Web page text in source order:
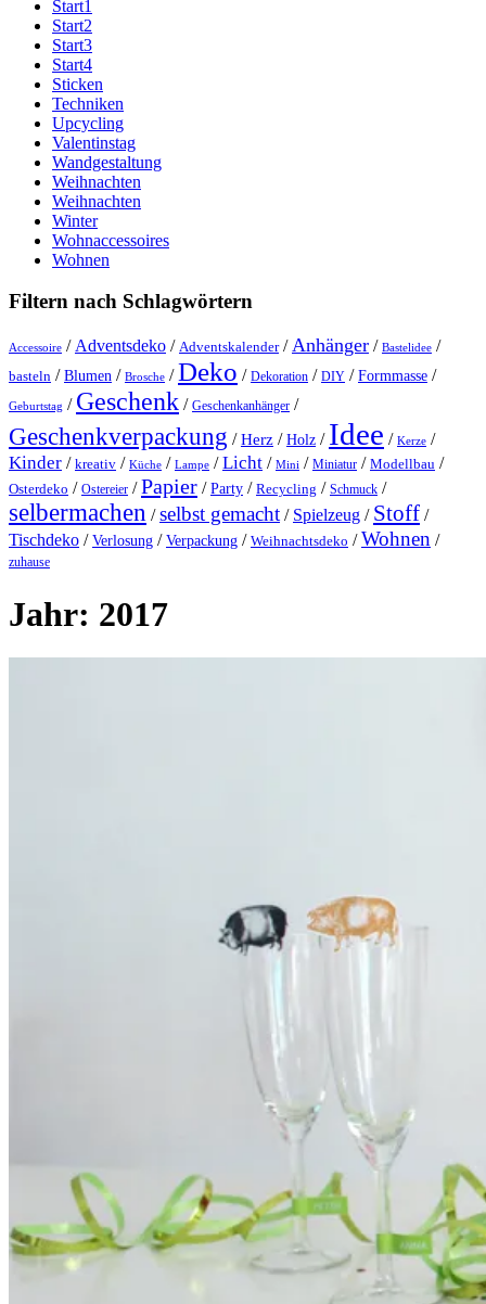
Start1
Start2
Start3
Start4
Sticken
Techniken
Upcycling
Valentinstag
Wandgestaltung
Weihnachten
Weihnachten
Winter
Wohnaccessoires
Wohnen
Filtern nach Schlagwörtern
Accessoire / Adventsdeko / Adventskalender/Anhänger / Bastelidee /
basteln /Blumen / Brosche /Deko / Dekoration / DIY /Formmasse /
Geburtstag / Geschenk / Geschenkanhänger /
Geschenkverpackung /Herz /Holz / Idee / Kerze /
Kinder / kreativ / Küche / Lampe /Licht / Mini / Miniatur / Modellbau /
Osterdeko / Ostereier /Papier /Party / Recycling / Schmuck /
selbermachen /selbst gemacht / Spielzeug / Stoff /
Tischdeko /Verlosung /Verpackung / Weihnachtsdeko /Wohnen /
zuhause
Jahr: 2017